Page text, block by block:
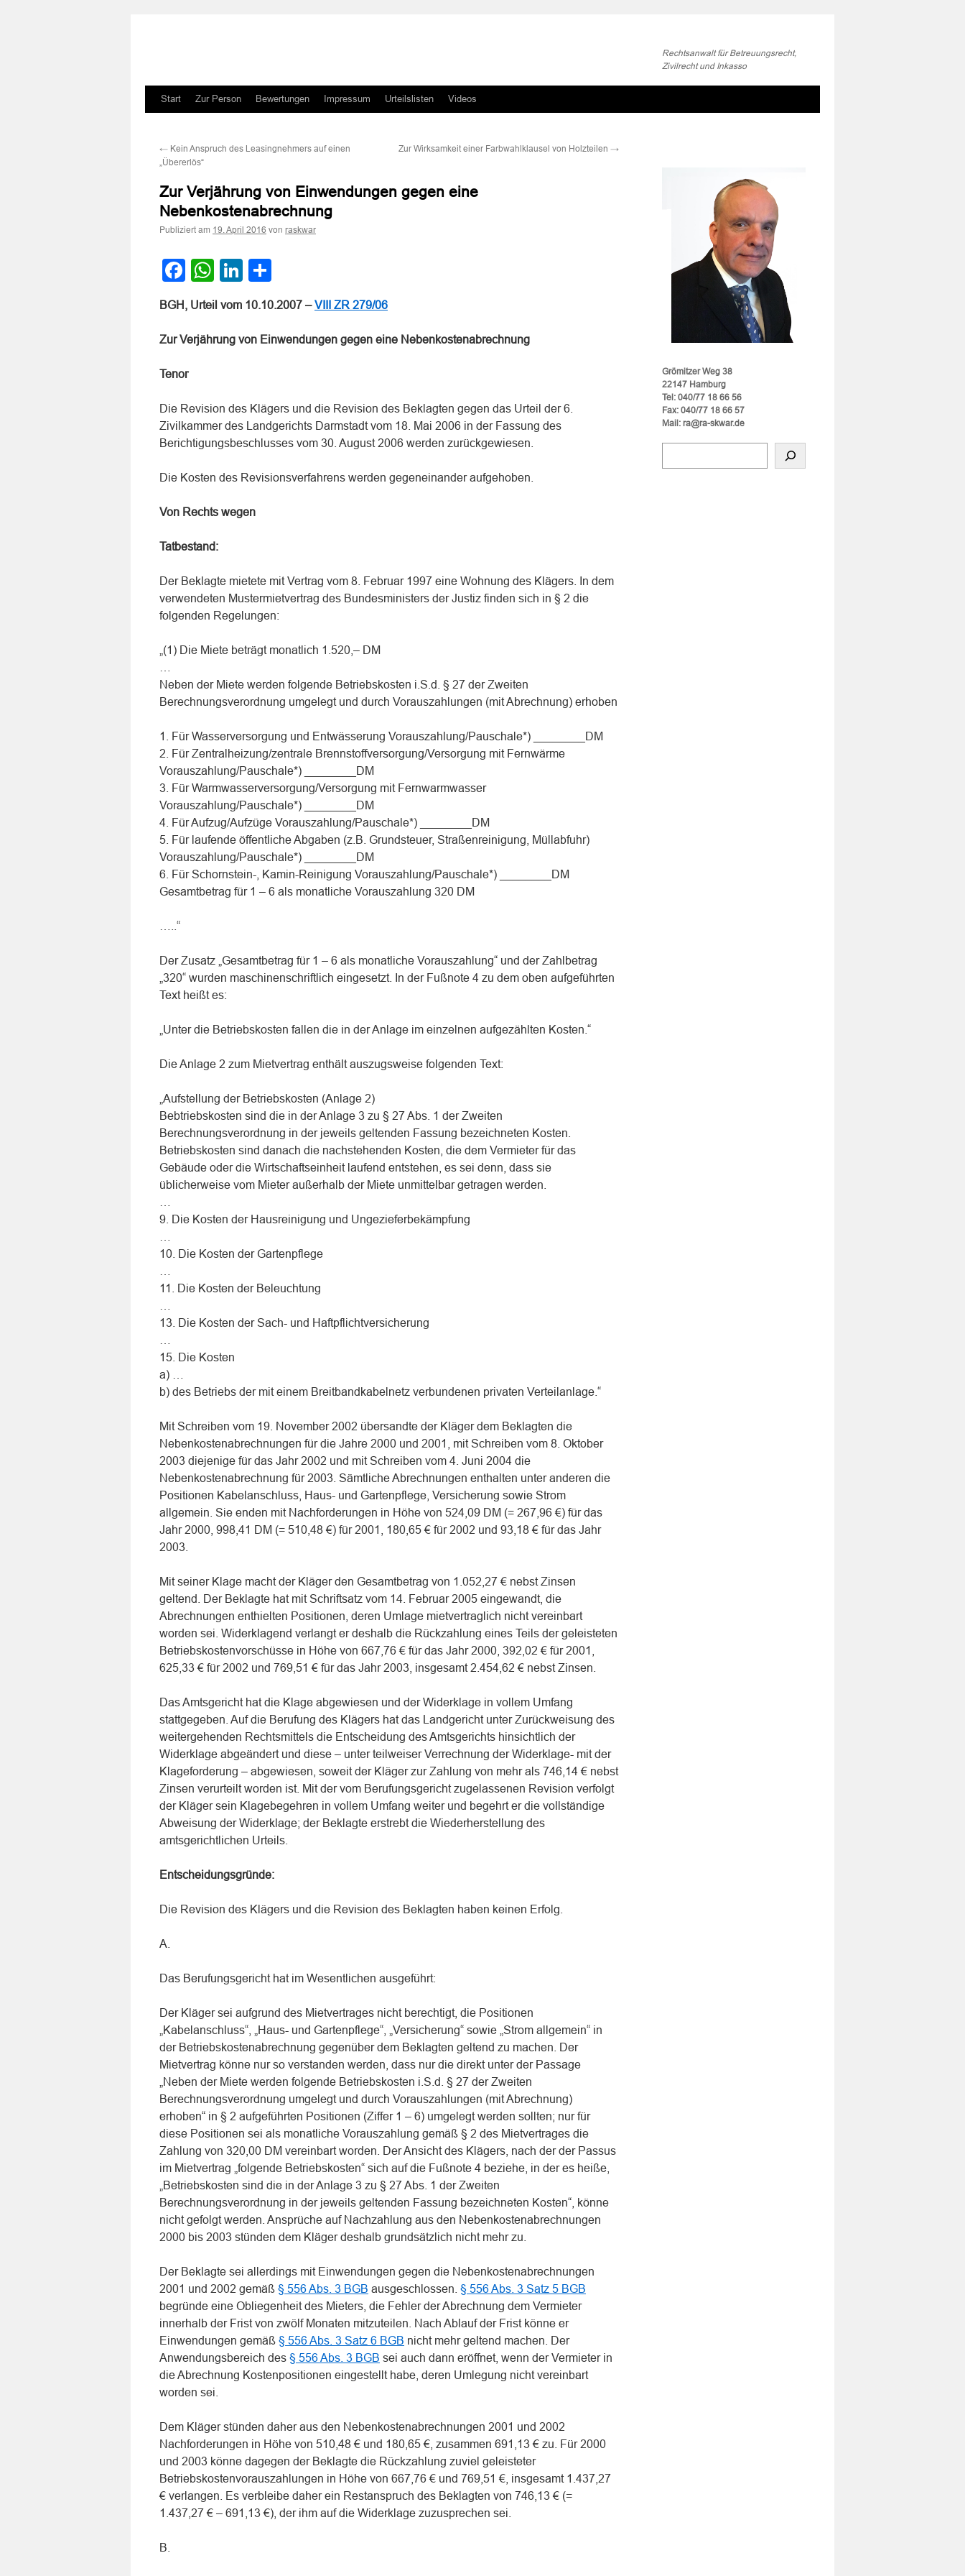
Rechtsanwalt für Betreuungsrecht,
Zivilrecht und Inkasso
Zum
springen
Start Zur Person Bewertungen Impressum Urteilslisten Videos
← Kein Anspruch des Leasingnehmers auf einen
„Übererlös“
Zur Wirksamkeit einer Farbwahlklausel von Holzteilen →
Zur Verjährung von Einwendungen gegen eine
Nebenkostenabrechnung
Publiziert am 19. April 2016 von raskwar
Facebook
WhatsApp
LinkedIn
BGH, Urteil vom 10.10.2007 –VIII ZR 279/06
Zur Verjährung von Einwendungen gegen eine Nebenkostenabrechnung
Tenor
Die Revision des Klägers und die Revision des Beklagten gegen das Urteil der 6.
Zivilkammer des Landgerichts Darmstadt vom 18. Mai 2006 in der Fassung des
Berichtigungsbeschlusses vom 30. August 2006 werden zurückgewiesen.
Die Kosten des Revisionsverfahrens werden gegeneinander aufgehoben.
Von Rechts wegen
Tatbestand:
Der Beklagte mietete mit Vertrag vom 8. Februar 1997 eine Wohnung des Klägers. In dem
verwendeten Mustermietvertrag des Bundesministers der Justiz finden sich in § 2 die
folgenden Regelungen:
„(1) Die Miete beträgt monatlich 1.520,– DM
Neben der Miete werden folgende Betriebskosten i.S.d. § 27 der Zweiten
Berechnungsverordnung umgelegt und durch Vorauszahlungen (mit Abrechnung) erhoben
1. Für Wasserversorgung und Entwässerung Vorauszahlung/Pauschale*) ________DM
2. Für Zentralheizung/zentrale Brennstoffversorgung/Versorgung mit Fernwärme
Vorauszahlung/Pauschale*) ________DM
3. Für Warmwasserversorgung/Versorgung mit Fernwarmwasser
Vorauszahlung/Pauschale*) ________DM
4. Für Aufzug/Aufzüge Vorauszahlung/Pauschale*) ________DM
5. Für laufende öffentliche Abgaben (z.B. Grundsteuer, Straßenreinigung, Müllabfuhr)
Vorauszahlung/Pauschale*) ________DM
6. Für Schornstein-, Kamin-Reinigung Vorauszahlung/Pauschale*) ________DM
Gesamtbetrag für 1 – 6 als monatliche Vorauszahlung 320 DM
…..“
Der Zusatz „Gesamtbetrag für 1 – 6 als monatliche Vorauszahlung“ und der Zahlbetrag
„320“ wurden maschinenschriftlich eingesetzt. In der Fußnote 4 zu dem oben aufgeführten
Text heißt es:
„Unter die Betriebskosten fallen die in der Anlage im einzelnen aufgezählten Kosten.“
Die Anlage 2 zum Mietvertrag enthält auszugsweise folgenden Text:
„Aufstellung der Betriebskosten (Anlage 2)
Bebtriebskosten sind die in der Anlage 3 zu § 27 Abs. 1 der Zweiten
Berechnungsverordnung in der jeweils geltenden Fassung bezeichneten Kosten.
Betriebskosten sind danach die nachstehenden Kosten, die dem Vermieter für das
Gebäude oder die Wirtschaftseinheit laufend entstehen, es sei denn, dass sie
üblicherweise vom Mieter außerhalb der Miete unmittelbar getragen werden.
9. Die Kosten der Hausreinigung und Ungezieferbekämpfung
10. Die Kosten der Gartenpflege
11. Die Kosten der Beleuchtung
13. Die Kosten der Sach- und Haftpflichtversicherung
15. Die Kosten
a) …
b) des Betriebs der mit einem Breitbandkabelnetz verbundenen privaten Verteilanlage.“
Mit Schreiben vom 19. November 2002 übersandte der Kläger dem Beklagten die
Nebenkostenabrechnungen für die Jahre 2000 und 2001, mit Schreiben vom 8. Oktober
2003 diejenige für das Jahr 2002 und mit Schreiben vom 4. Juni 2004 die
Nebenkostenabrechnung für 2003. Sämtliche Abrechnungen enthalten unter anderen die
Positionen Kabelanschluss, Haus- und Gartenpflege, Versicherung sowie Strom
allgemein. Sie enden mit Nachforderungen in Höhe von 524,09 DM (= 267,96 €) für das
Jahr 2000, 998,41 DM (= 510,48 €) für 2001, 180,65 € für 2002 und 93,18 € für das Jahr
2003.
Mit seiner Klage macht der Kläger den Gesamtbetrag von 1.052,27 € nebst Zinsen
geltend. Der Beklagte hat mit Schriftsatz vom 14. Februar 2005 eingewandt, die
Abrechnungen enthielten Positionen, deren Umlage mietvertraglich nicht vereinbart
worden sei. Widerklagend verlangt er deshalb die Rückzahlung eines Teils der geleisteten
Betriebskostenvorschüsse in Höhe von 667,76 € für das Jahr 2000, 392,02 € für 2001,
625,33 € für 2002 und 769,51 € für das Jahr 2003, insgesamt 2.454,62 € nebst Zinsen.
Das Amtsgericht hat die Klage abgewiesen und der Widerklage in vollem Umfang
stattgegeben. Auf die Berufung des Klägers hat das Landgericht unter Zurückweisung des
weitergehenden Rechtsmittels die Entscheidung des Amtsgerichts hinsichtlich der
Widerklage abgeändert und diese – unter teilweiser Verrechnung der Widerklage- mit der
Klageforderung – abgewiesen, soweit der Kläger zur Zahlung von mehr als 746,14 € nebst
Zinsen verurteilt worden ist. Mit der vom Berufungsgericht zugelassenen Revision verfolgt
der Kläger sein Klagebegehren in vollem Umfang weiter und begehrt er die vollständige
Abweisung der Widerklage; der Beklagte erstrebt die Wiederherstellung des
amtsgerichtlichen Urteils.
Entscheidungsgründe:
Die Revision des Klägers und die Revision des Beklagten haben keinen Erfolg.
A.
Das Berufungsgericht hat im Wesentlichen ausgeführt:
Der Kläger sei aufgrund des Mietvertrages nicht berechtigt, die Positionen
„Kabelanschluss“, „Haus- und Gartenpflege“, „Versicherung“ sowie „Strom allgemein“ in
der Betriebskostenabrechnung gegenüber dem Beklagten geltend zu machen. Der
Mietvertrag könne nur so verstanden werden, dass nur die direkt unter der Passage
„Neben der Miete werden folgende Betriebskosten i.S.d. § 27 der Zweiten
Berechnungsverordnung umgelegt und durch Vorauszahlungen (mit Abrechnung)
erhoben“ in § 2 aufgeführten Positionen (Ziffer 1 – 6) umgelegt werden sollten; nur für
diese Positionen sei als monatliche Vorauszahlung gemäß § 2 des Mietvertrages die
Zahlung von 320,00 DM vereinbart worden. Der Ansicht des Klägers, nach der der Passus
im Mietvertrag „folgende Betriebskosten“ sich auf die Fußnote 4 beziehe, in der es heiße,
„Betriebskosten sind die in der Anlage 3 zu § 27 Abs. 1 der Zweiten
Berechnungsverordnung in der jeweils geltenden Fassung bezeichneten Kosten“, könne
nicht gefolgt werden. Ansprüche auf Nachzahlung aus den Nebenkostenabrechnungen
2000 bis 2003 stünden dem Kläger deshalb grundsätzlich nicht mehr zu.
Der Beklagte sei allerdings mit Einwendungen gegen die Nebenkostenabrechnungen
2001 und 2002 gemäß § 556 Abs. 3 BGB ausgeschlossen. § 556 Abs. 3 Satz 5 BGB
begründe eine Obliegenheit des Mieters, die Fehler der Abrechnung dem Vermieter
innerhalb der Frist von zwölf Monaten mitzuteilen. Nach Ablauf der Frist könne er
Einwendungen gemäß § 556 Abs. 3 Satz 6 BGB nicht mehr geltend machen. Der
Anwendungsbereich des § 556 Abs. 3 BGB sei auch dann eröffnet, wenn der Vermieter in
die Abrechnung Kostenpositionen eingestellt habe, deren Umlegung nicht vereinbart
worden sei.
Dem Kläger stünden daher aus den Nebenkostenabrechnungen 2001 und 2002
Nachforderungen in Höhe von 510,48 € und 180,65 €, zusammen 691,13 € zu. Für 2000
und 2003 könne dagegen der Beklagte die Rückzahlung zuviel geleisteter
Betriebskostenvorauszahlungen in Höhe von 667,76 € und 769,51 €, insgesamt 1.437,27
€ verlangen. Es verbleibe daher ein Restanspruch des Beklagten von 746,13 € (=
1.437,27 € – 691,13 €), der ihm auf die Widerklage zuzusprechen sei.
B.
Grömitzer Weg 38
22147 Hamburg
Tel: 040/77 18 66 56
Fax: 040/77 18 66 57
Mail: ra@ra-skwar.de